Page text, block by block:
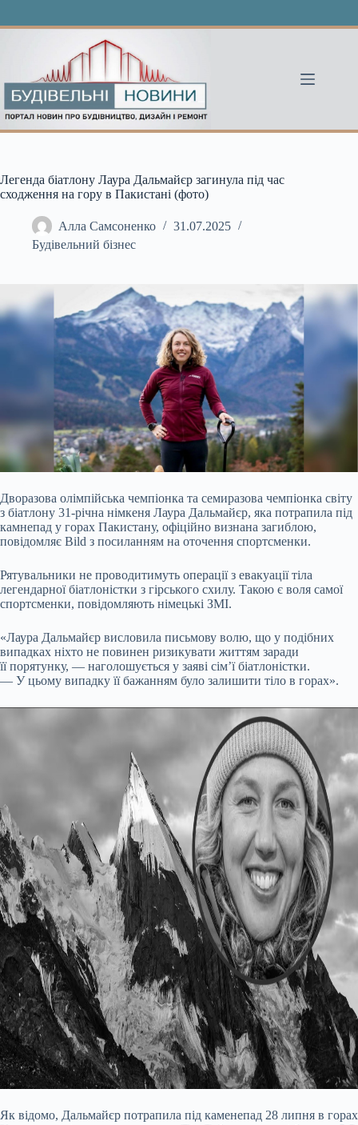
Легенда біатлону Лаура Дальмайєр загинула під час
сходження на гору в Пакистані (фото)
Алла Самсоненко
31.07.2025
Будівельний бізнес
Дворазова олімпійська чемпіонка та семиразова чемпіонка світу
з біатлону 31-річна німкеня Лаура Дальмайєр, яка потрапила під
камнепад у горах Пакистану, офіційно визнана загиблою,
повідомляє Bild з посиланням на оточення спортсменки.
Рятувальники не проводитимуть операції з евакуації тіла
легендарної біатлоністки з гірського схилу. Такою є воля самої
спортсменки, повідомляють німецькі ЗМІ.
«Лаура Дальмайєр висловила письмову волю, що у подібних
випадках ніхто не повинен ризикувати життям заради
її порятунку, — наголошується у заяві сім’ї біатлоністки.
— У цьому випадку її бажанням було залишити тіло в горах».
Як відомо, Дальмайєр потрапила під каменепад 28 липня в горах